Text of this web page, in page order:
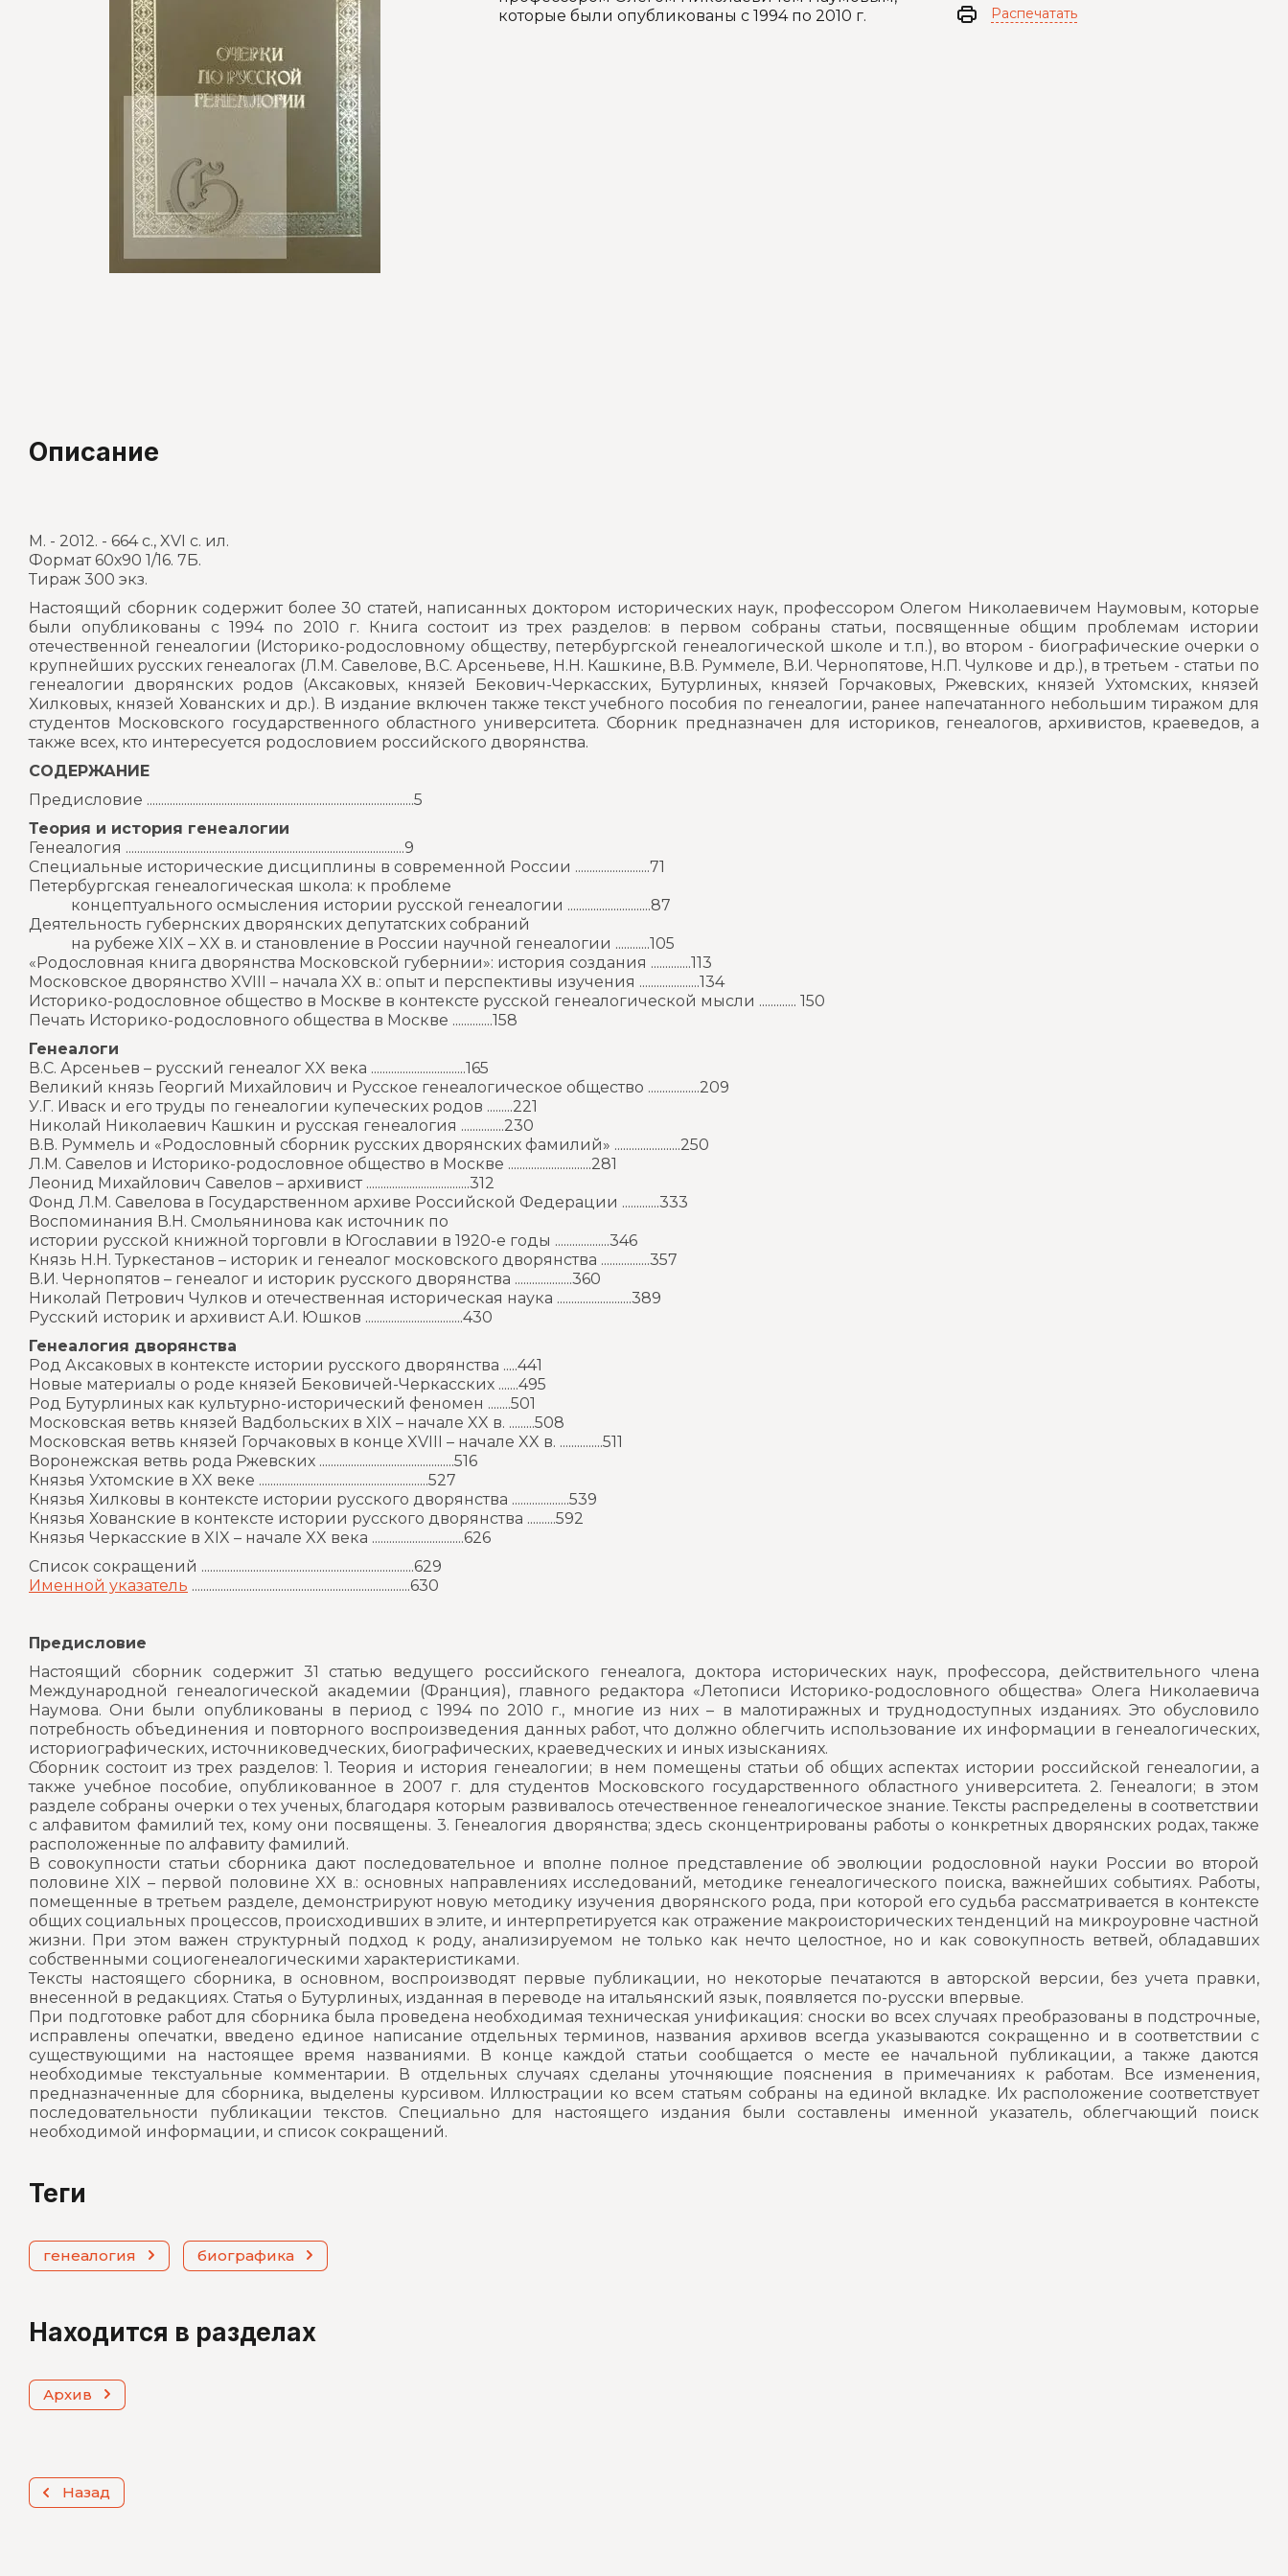
которые были опубликованы с 1994 по 2010 г.
Распечатать
Описание
М. - 2012. - 664 с., XVI с. ил.
Формат 60х90 1/16. 7Б.
Тираж 300 экз.
Настоящий сборник содержит более 30 статей, написанных доктором исторических наук, профессором Олегом Николаевичем Наумовым, которые
были опубликованы с 1994 по 2010 г. Книга состоит из трех разделов: в первом собраны статьи, посвященные общим проблемам истории
отечественной генеалогии (Историко-родословному обществу, петербургской генеалогической школе и т.п.), во втором - биографические очерки о
крупнейших русских генеалогах (Л.М. Савелове, В.С. Арсеньеве, Н.Н. Кашкине, В.В. Руммеле, В.И. Чернопятове, Н.П. Чулкове и др.), в третьем - статьи по
генеалогии дворянских родов (Аксаковых, князей Бекович-Черкасских, Бутурлиных, князей Горчаковых, Ржевских, князей Ухтомских, князей
Хилковых, князей Хованских и др.). В издание включен также текст учебного пособия по генеалогии, ранее напечатанного небольшим тиражом для
студентов Московского государственного областного университета. Сборник предназначен для историков, генеалогов, архивистов, краеведов, а
также всех, кто интересуется родословием российского дворянства.
СОДЕРЖАНИЕ
Предисловие .............................................................................................5
Теория и история генеалогии
Генеалогия .................................................................................................9
Специальные исторические дисциплины в современной России ..........................71
Петербургская генеалогическая школа: к проблеме
концептуального осмысления истории русской генеалогии .............................87
Деятельность губернских дворянских депутатских собраний
на рубеже XIX – XX в. и становление в России научной генеалогии ............105
«Родословная книга дворянства Московской губернии»: история создания ..............113
Московское дворянство XVIII – начала XX в.: опыт и перспективы изучения .....................134
Историко-родословное общество в Москве в контексте русской генеалогической мысли ............. 150
Печать Историко-родословного общества в Москве ..............158
Генеалоги
В.С. Арсеньев – русский генеалог XX века .................................165
Великий князь Георгий Михайлович и Русское генеалогическое общество ..................209
У.Г. Иваск и его труды по генеалогии купеческих родов .........221
Николай Николаевич Кашкин и русская генеалогия ...............230
В.В. Руммель и «Родословный сборник русских дворянских фамилий» .......................250
Л.М. Савелов и Историко-родословное общество в Москве .............................281
Леонид Михайлович Савелов – архивист ....................................312
Фонд Л.М. Савелова в Государственном архиве Российской Федерации .............333
Воспоминания В.Н. Смольянинова как источник по
истории русской книжной торговли в Югославии в 1920-е годы ...................346
Князь Н.Н. Туркестанов – историк и генеалог московского дворянства .................357
В.И. Чернопятов – генеалог и историк русского дворянства ....................360
Николай Петрович Чулков и отечественная историческая наука ..........................389
Русский историк и архивист А.И. Юшков ..................................430
Генеалогия дворянства
Род Аксаковых в контексте истории русского дворянства .....441
Новые материалы о роде князей Бековичей-Черкасских .......495
Род Бутурлиных как культурно-исторический феномен ........501
Московская ветвь князей Вадбольских в XIX – начале XX в. .........508
Московская ветвь князей Горчаковых в конце XVIII – начале XX в. ...............511
Воронежская ветвь рода Ржевских ...............................................516
Князья Ухтомские в XX веке ...........................................................527
Князья Хилковы в контексте истории русского дворянства ....................539
Князья Хованские в контексте истории русского дворянства ..........592
Князья Черкасские в XIX – начале XX века ................................626
Список сокращений ..........................................................................629
Именной указатель ............................................................................630
Предисловие
Настоящий сборник содержит 31 статью ведущего российского генеалога, доктора исторических наук, профессора, действительного члена
Международной генеалогической академии (Франция), главного редактора «Летописи Историко-родословного общества» Олега Николаевича
Наумова. Они были опубликованы в период с 1994 по 2010 г., многие из них – в малотиражных и труднодоступных изданиях. Это обусловило
потребность объединения и повторного воспроизведения данных работ, что должно облегчить использование их информации в генеалогических,
историографических, источниковедческих, биографических, краеведческих и иных изысканиях.
Сборник состоит из трех разделов: 1. Теория и история генеалогии; в нем помещены статьи об общих аспектах истории российской генеалогии, а
также учебное пособие, опубликованное в 2007 г. для студентов Московского государственного областного университета. 2. Генеалоги; в этом
разделе собраны очерки о тех ученых, благодаря которым развивалось отечественное генеалогическое знание. Тексты распределены в соответствии
с алфавитом фамилий тех, кому они посвящены. 3. Генеалогия дворянства; здесь сконцентрированы работы о конкретных дворянских родах, также
расположенные по алфавиту фамилий.
В совокупности статьи сборника дают последовательное и вполне полное представление об эволюции родословной науки России во второй
половине XIX – первой половине XX в.: основных направлениях исследований, методике генеалогического поиска, важнейших событиях. Работы,
помещенные в третьем разделе, демонстрируют новую методику изучения дворянского рода, при которой его судьба рассматривается в контексте
общих социальных процессов, происходивших в элите, и интерпретируется как отражение макроисторических тенденций на микроуровне частной
жизни. При этом важен структурный подход к роду, анализируемом не только как нечто целостное, но и как совокупность ветвей, обладавших
собственными социогенеалогическими характеристиками.
Тексты настоящего сборника, в основном, воспроизводят первые публикации, но некоторые печатаются в авторской версии, без учета правки,
внесенной в редакциях. Статья о Бутурлиных, изданная в переводе на итальянский язык, появляется по-русски впервые.
При подготовке работ для сборника была проведена необходимая техническая унификация: сноски во всех случаях преобразованы в подстрочные,
исправлены опечатки, введено единое написание отдельных терминов, названия архивов всегда указываются сокращенно и в соответствии с
существующими на настоящее время названиями. В конце каждой статьи сообщается о месте ее начальной публикации, а также даются
необходимые текстуальные комментарии. В отдельных случаях сделаны уточняющие пояснения в примечаниях к работам. Все изменения,
предназначенные для сборника, выделены курсивом. Иллюстрации ко всем статьям собраны на единой вкладке. Их расположение соответствует
последовательности публикации текстов. Специально для настоящего издания были составлены именной указатель, облегчающий поиск
необходимой информации, и список сокращений.
теги
генеалогия биографика
Находится в разделах
Архив
Назад